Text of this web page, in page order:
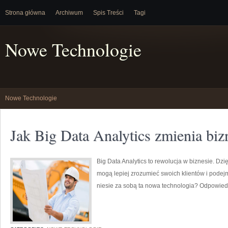
Strona główna Archiwum Spis Treści Tagi
Nowe Technologie
Nowe Technologie
Jak Big Data Analytics zmienia
Big Data Analytics to rewolucja w biznesie.
mogą lepiej zrozumieć swoich klientów i
niesie za sobą ta nowa technologia?